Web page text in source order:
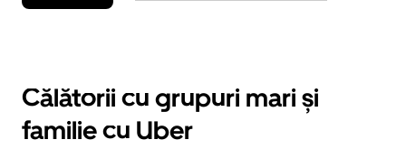
Călătorii cu grupuri mari și
familie cu Uber